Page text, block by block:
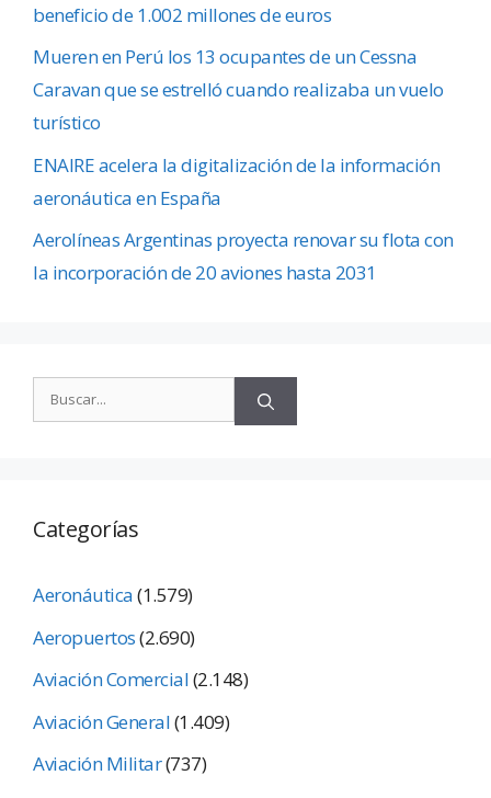
beneficio de 1.002 millones de euros
Mueren en Perú los 13 ocupantes de un Cessna
Caravan que se estrelló cuando realizaba un vuelo
turístico
ENAIRE acelera la digitalización de la información
aeronáutica en España
Aerolíneas Argentinas proyecta renovar su flota con
la incorporación de 20 aviones hasta 2031
Categorías
Aeronáutica(1.579)
Aeropuertos(2.690)
Aviación Comercial(2.148)
Aviación General(1.409)
Aviación Militar(737)